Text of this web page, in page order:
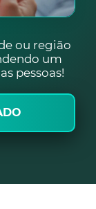
ou região
um
pessoas!